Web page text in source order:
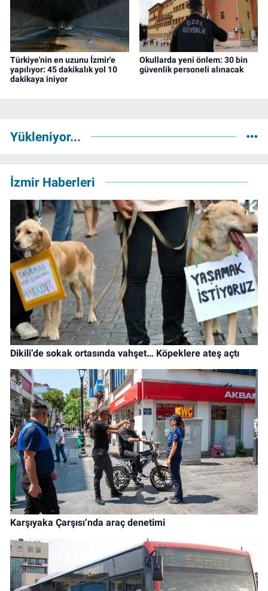
Türkiye'nin en uzunu İzmir'e
yapılıyor: 45 dakikalık yol 10
dakikaya iniyor
Okullarda yeni önlem: 30 bin
güvenlik personeli alınacak
Yükleniyor...
İzmir Haberleri
Dikili’de sokak ortasında vahşet… Köpeklere ateş açtı
Karşıyaka Çarşısı’nda araç denetimi